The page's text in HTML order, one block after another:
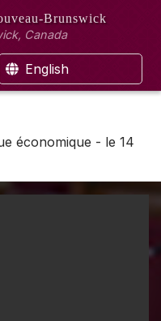
Brunswick
Canada
English
économique - le 14